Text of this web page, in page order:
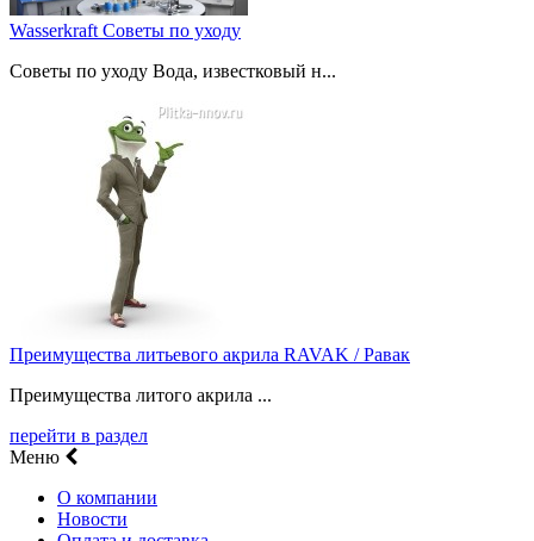
Wasserkraft Советы по уходу
Советы по уходу Вода, известковый н...
Преимущества литьевого акрила RAVAK / Равак
Преимущества литого акрила ...
перейти в раздел
Меню
О компании
Новости